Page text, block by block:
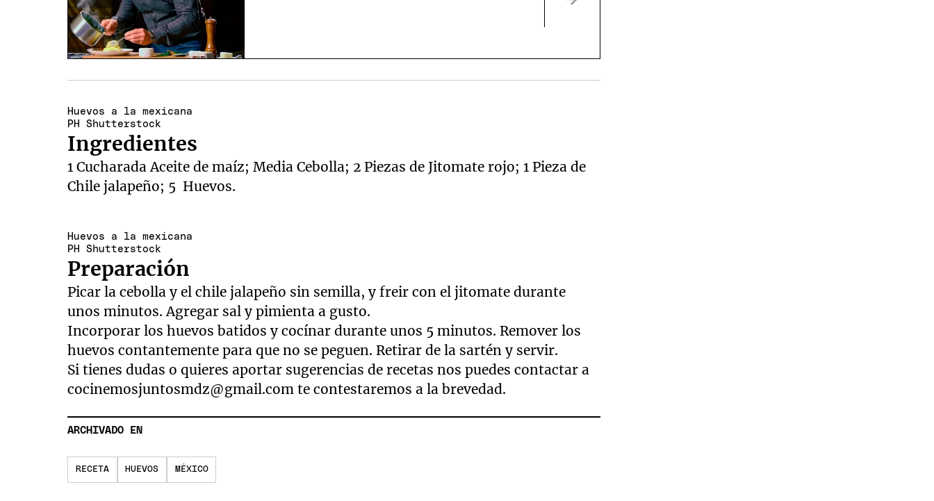
Huevos a la mexicana
PH Shutterstock
Ingredientes
1 Cucharada Aceite de maíz; Media Cebolla; 2 Piezas de Jitomate rojo; 1 Pieza de
Chile jalapeño; 5 Huevos.
Huevos a la mexicana
PH Shutterstock
Preparación
Picar la cebolla y el chile jalapeño sin semilla, y freir con el jitomate durante
unos minutos. Agregar sal y pimienta a gusto.
Incorporar los huevos batidos y cocínar durante unos 5 minutos. Remover los
huevos contantemente para que no se peguen. Retirar de la sartén y servir.
Si tienes dudas o quieres aportar sugerencias de recetas nos puedes contactar a
cocinemosjuntosmdz@gmail.com te contestaremos a la brevedad.
ARCHIVADO EN
RECETA HUEVOS MÉXICO